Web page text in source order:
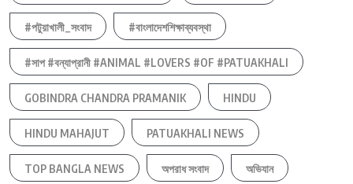
#পটুয়াখালী_সংবাদ #বাংলাদেশশিক্ষাব্যবস্থা
#সাপ #বন্যাপ্রানী #ANIMAL #LOVERS #OF #PATUAKHALI
GOBINDRA CHANDRA PRAMANIK HINDU
HINDU MAHAJUT PATUAKHALI NEWS
TOP BANGLA NEWS অপরাধ সংবাদ অভিযান